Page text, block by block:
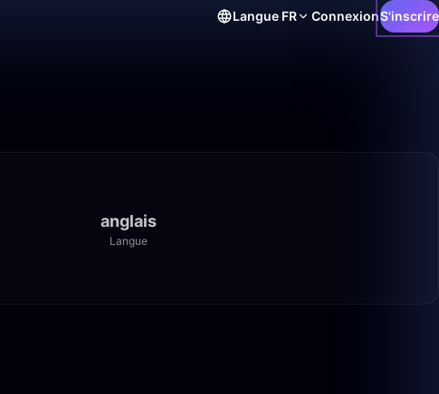
Langue FR ConnexionS'inscrire
anglais
Langue